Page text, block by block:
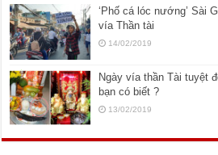
‘Phố cá lóc nướng’ Sài
vía Thần tài
14/02/2019
Ngày vía thần Tài tuyệt
bạn có biết ?
13/02/2019